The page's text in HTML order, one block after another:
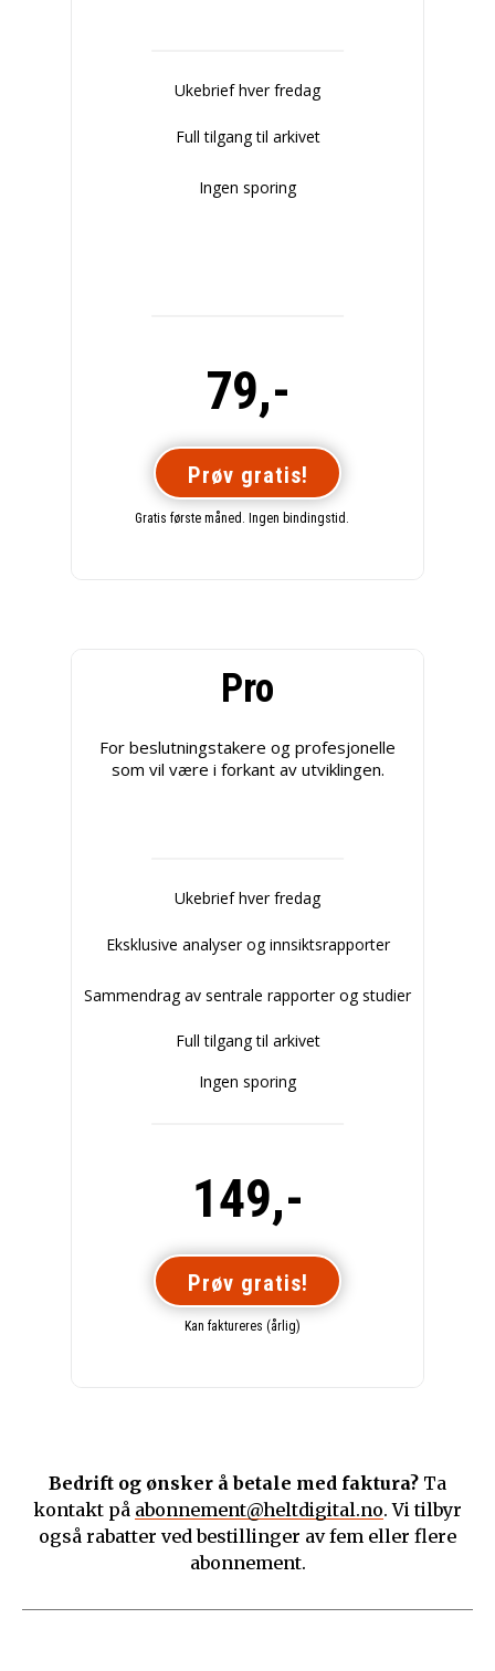
Ukebrief hver fredag
Full tilgang til arkivet
Ingen sporing
79,-
Prøv gratis!
Gratis første måned. Ingen bindingstid.
Pro
For beslutningstakere og profesjonelle
som vil være i forkant av utviklingen.
Ukebrief hver fredag
Eksklusive analyser og innsiktsrapporter
Sammendrag av sentrale rapporter og studier
Full tilgang til arkivet
Ingen sporing
149,-
Prøv gratis!
Kan faktureres (årlig)
Bedrift og ønsker å betale med faktura? Ta
kontakt på abonnement@heltdigital.no. Vi tilbyr
også rabatter ved bestillinger av fem eller flere
abonnement.